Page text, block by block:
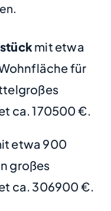
mit etwa
für
ca. 170500 €.
etwa 900
großes
ca. 306900 €.